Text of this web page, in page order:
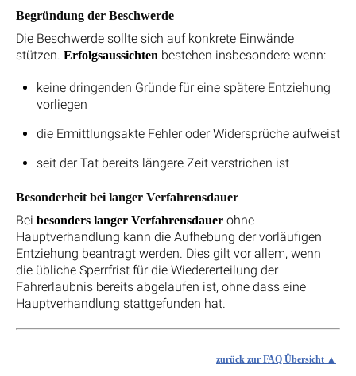
Begründung der Beschwerde
Die Beschwerde sollte sich auf konkrete Einwände
stützen. Erfolgsaussichten bestehen insbesondere wenn:
keine dringenden Gründe für eine spätere Entziehung
vorliegen
die Ermittlungsakte Fehler oder Widersprüche aufweist
seit der Tat bereits längere Zeit verstrichen ist
Besonderheit bei langer Verfahrensdauer
Bei besonders langer Verfahrensdauer ohne
Hauptverhandlung kann die Aufhebung der vorläufigen
Entziehung beantragt werden. Dies gilt vor allem, wenn
die übliche Sperrfrist für die Wiedererteilung der
Fahrerlaubnis bereits abgelaufen ist, ohne dass eine
Hauptverhandlung stattgefunden hat.
zurück zur FAQ Übersicht